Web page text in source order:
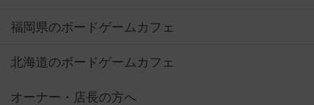
福岡県のボードゲームカフェ
北海道のボードゲームカフェ
オーナー・店長の方へ